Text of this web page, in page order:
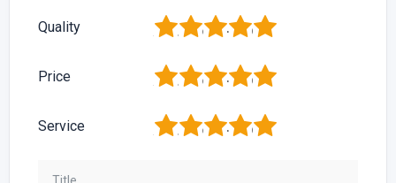
Quality 5
4
3
2
Price 5
4
3
2
Service 5
4
3
2